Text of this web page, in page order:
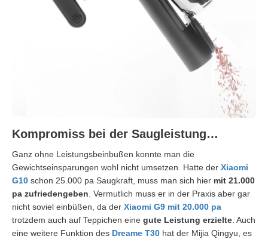
Kompromiss bei der Saugleistung…
Ganz ohne Leistungsbeinbußen konnte man die
Gewichtseinsparungen wohl nicht umsetzen. Hatte der Xiaomi
G10 schon 25.000 pa Saugkraft, muss man sich hier mit 21.000
pa zufriedengeben. Vermutlich muss er in der Praxis aber gar
nicht soviel einbüßen, da der Xiaomi G9 mit 20.000 pa
trotzdem auch auf Teppichen eine gute Leistung erzielte. Auch
eine weitere Funktion des Dreame T30 hat der Mijia Qingyu, es